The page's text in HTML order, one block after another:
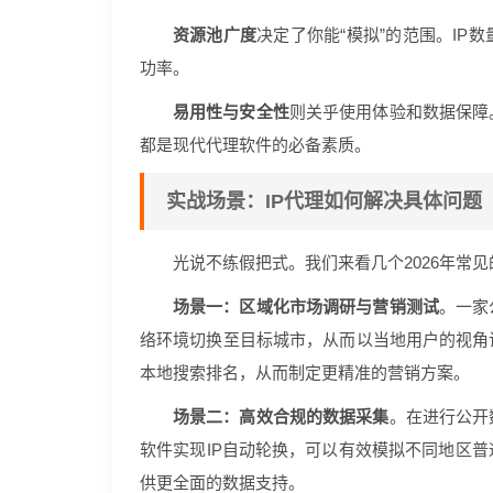
资源池广度决定了你能“模拟”的范围。IP
功率。
易用性与安全性则关乎使用体验和数据保
都是现代代理软件的必备素质。
实战场景：IP代理如何解决具体问题
光说不练假把式。我们来看几个2026年常
场景一：区域化市场调研与营销测试。一家
络环境切换至目标城市，从而以当地用户的视
本地搜索排名，从而制定更精准的营销方案。
场景二：高效合规的数据采集。在进行公
软件实现IP自动轮换，可以有效模拟不同地区
供更全面的数据支持。